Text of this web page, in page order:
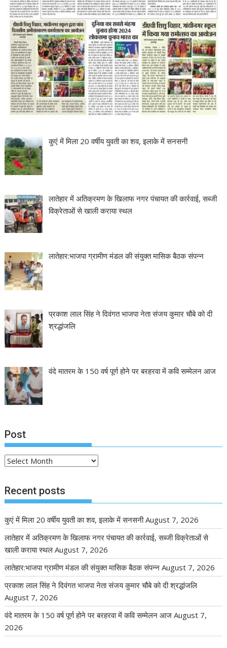
कुएं में मिला 20 वर्षीय युवती का शव, इलाके में सनसनी
लातेहार में अतिक्रमण के खिलाफ नगर पंचायत की कार्रवाई, सब्जी
विक्रेताओं से खाली कराया स्थल
लातेहार:भाजपा ग्रामीण मंडल की संयुक्त मासिक बैठक संपन्न
प्रकाश लाल सिंह ने दिवंगत भाजपा नेता संजय कुमार चौबे को दी
श्रद्धांजलि
वंदे मातरम के 150 वर्ष पूर्ण होने पर बरहरवा में कवि सम्मेलन आज
Post
Post
Recent posts
कुएं में मिला 20 वर्षीय युवती का शव, इलाके में सनसनी August 7, 2026
लातेहार में अतिक्रमण के खिलाफ नगर पंचायत की कार्रवाई, सब्जी विक्रेताओं से
खाली कराया स्थल August 7, 2026
लातेहार:भाजपा ग्रामीण मंडल की संयुक्त मासिक बैठक संपन्न August 7, 2026
प्रकाश लाल सिंह ने दिवंगत भाजपा नेता संजय कुमार चौबे को दी श्रद्धांजलि
August 7, 2026
वंदे मातरम के 150 वर्ष पूर्ण होने पर बरहरवा में कवि सम्मेलन आज August 7,
2026